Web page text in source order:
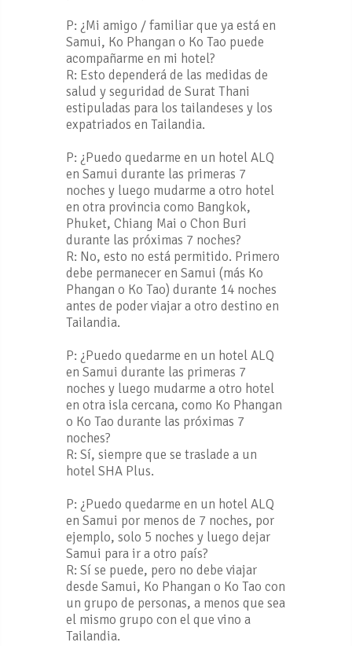
P: ¿Mi amigo / familiar que ya está en
Samui, Ko Phangan o Ko Tao puede
acompañarme en mi hotel?
R: Esto dependerá de las medidas de
salud y seguridad de Surat Thani
estipuladas para los tailandeses y los
expatriados en Tailandia.
P: ¿Puedo quedarme en un hotel ALQ
en Samui durante las primeras 7
noches y luego mudarme a otro hotel
en otra provincia como Bangkok,
Phuket, Chiang Mai o Chon Buri
durante las próximas 7 noches?
R: No, esto no está permitido. Primero
debe permanecer en Samui (más Ko
Phangan o Ko Tao) durante 14 noches
antes de poder viajar a otro destino en
Tailandia.
P: ¿Puedo quedarme en un hotel ALQ
en Samui durante las primeras 7
noches y luego mudarme a otro hotel
en otra isla cercana, como Ko Phangan
o Ko Tao durante las próximas 7
noches?
R: Sí, siempre que se traslade a un
hotel SHA Plus.
P: ¿Puedo quedarme en un hotel ALQ
en Samui por menos de 7 noches, por
ejemplo, solo 5 noches y luego dejar
Samui para ir a otro país?
R: Sí se puede, pero no debe viajar
desde Samui, Ko Phangan o Ko Tao con
un grupo de personas, a menos que sea
el mismo grupo con el que vino a
Tailandia.